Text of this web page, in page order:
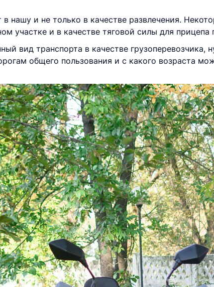
нашу и не только в качестве развлечения.
участке и в качестве тяговой силы для прицепа
вид транспорта в качестве грузоперевозчика,
общего пользования и с какого возраста